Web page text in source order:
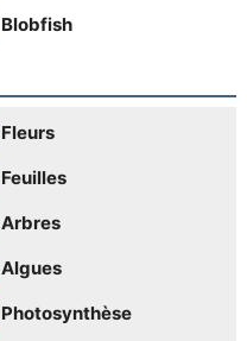
Blobfish
Fleurs
Feuilles
Arbres
Algues
Photosynthèse